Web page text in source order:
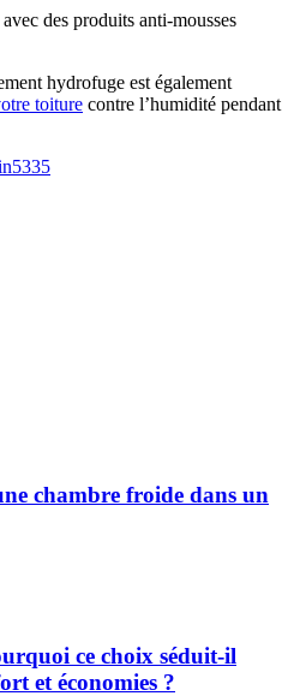
des produits anti-mousses
hydrofuge est également
toiture contre l’humidité pendant
chambre froide dans un
ce choix séduit-il
et économies ?